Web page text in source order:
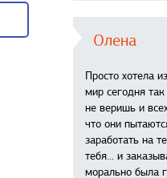
Олена
Просто хотела
мир сегодня
не веришь и
что они
заработать на
тебя... и
морально была